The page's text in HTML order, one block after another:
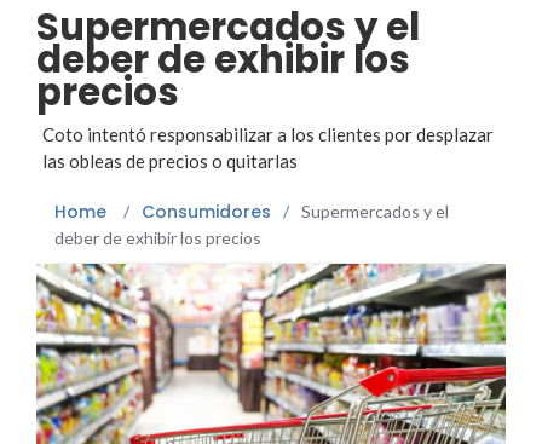
Supermercados y el
deber de exhibir los
precios
Coto intentó responsabilizar a los clientes por desplazar
las obleas de precios o quitarlas
Home / Consumidores / Supermercados y el
deber de exhibir los precios